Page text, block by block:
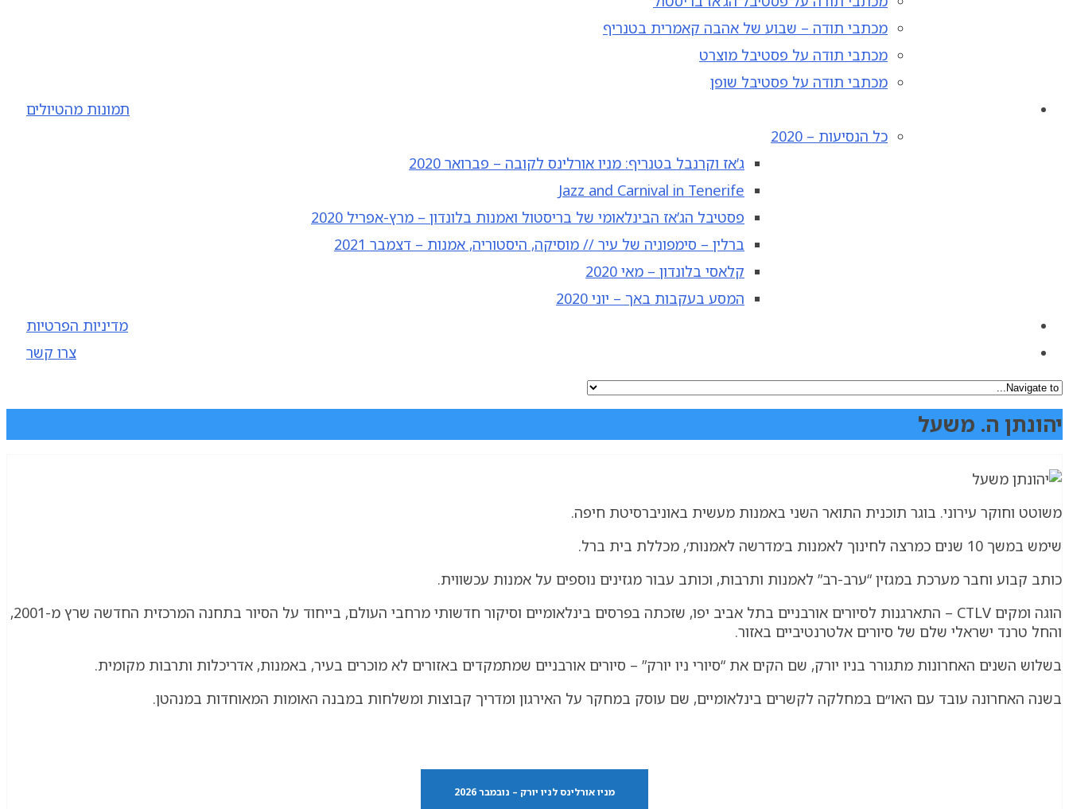
מכתבי תודה – שבוע של אהבה קאמרית בטנריף
מכתבי תודה על פסטיבל מוצרט
מכתבי תודה על פסטיבל שופן
תמונות מהטיולים
כל הנסיעות – 2020
ג’אז וקרנבל בטנריף: מניו אורלינס לקובה – פברואר 2020
Jazz and Carnival in Tenerife
פסטיבל הג’אז הבינלאומי של בריסטול ואמנות בלונדון – מרץ-אפריל 2020
ברלין – סימפוניה של עיר // מוסיקה, היסטוריה, אמנות – דצמבר 2021
קלאסי בלונדון – מאי 2020
המסע בעקבות באך – יוני 2020
מדיניות הפרטיות
צרו קשר
יהונתן ה. משעל
משוטט וחוקר עירוני. בוגר תוכנית התואר השני באמנות מעשית באוניברסיטת חיפה.
שימש במשך 10 שנים כמרצה לחינוך לאמנות ב׳מדרשה לאמנות׳, מכללת בית ברל.
כותב קבוע וחבר מערכת במגזין “ערב-רב” לאמנות ותרבות, וכותב עבור מגזינים נוספים על אמנות עכשווית.
הוגה ומקים CTLV – התארגנות לסיורים אורבניים בתל אביב יפו, שזכתה בפרסים בינלאומיים וסיקור חדשותי מרחבי העולם, בייחוד על הסיור בתחנה המרכזית החדשה שרץ מ-2001,
והחל טרנד ישראלי שלם של סיורים אלטרנטיביים באזור.
בשלוש השנים האחרונות מתגורר בניו יורק, שם הקים את “סיורי ניו יורק” – סיורים אורבניים שמתמקדים באזורים לא מוכרים בעיר, באמנות, אדריכלות ותרבות מקומית.
בשנה האחרונה עובד עם האו״ם במחלקה לקשרים בינלאומיים, שם עוסק במחקר על האירגון ומדריך קבוצות ומשלחות במבנה האומות המאוחדות במנהטן.
מניו אורלינס לניו יורק – נובמבר 2026